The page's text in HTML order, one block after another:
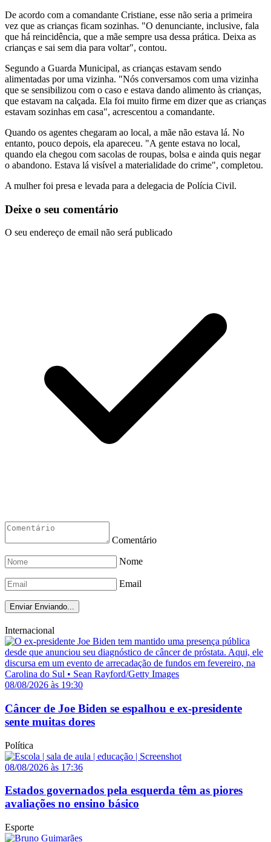
De acordo com a comandante Cristiane, esse não seria a primeira
vez que as crianças ficam sozinhas. "O denunciante, inclusive, fala
que há reincidência, que a mãe sempre usa dessa prática. Deixa as
crianças e sai sem dia para voltar", contou.
Segundo a Guarda Municipal, as crianças estavam sendo
alimentadas por uma vizinha. "Nós conversamos com uma vizinha
que se sensibilizou com o caso e estava dando alimento às crianças,
que estavam na calçada. Ela foi muito firme em dizer que as crianças
estavam sozinhas em casa", acrescentou a comandante.
Quando os agentes chegaram ao local, a mãe não estava lá. No
entanto, pouco depois, ela apareceu. "A gente estava no local,
quando ela chegou com sacolas de roupas, bolsa e ainda quis negar
o abandono. Estava lá visível a materialidade do crime", completou.
A mulher foi presa e levada para a delegacia de Polícia Civil.
Deixe o seu comentário
O seu endereço de email não será publicado
Comentário
Nome
Email
Enviar Enviando...
Internacional
08/08/2026 às 19:30
Câncer de Joe Biden se espalhou e ex-presidente
sente muitas dores
Política
08/08/2026 às 17:36
Estados governados pela esquerda têm as piores
avaliações no ensino básico
Esporte